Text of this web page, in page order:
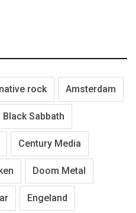
rock Amsterdam
Black Sabbath
Century Media
Doom Metal
Engeland